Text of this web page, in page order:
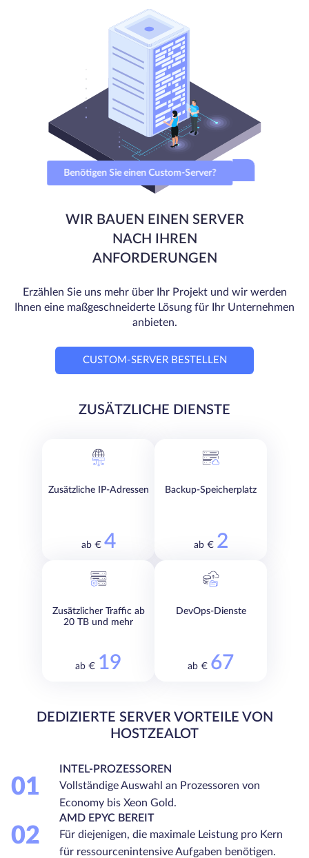
Benötigen Sie einen Custom-Server?
WIR BAUEN EINEN SERVER
NACH IHREN
ANFORDERUNGEN
Erzählen Sie uns mehr über Ihr Projekt und wir werden
Ihnen eine maßgeschneiderte Lösung für Ihr Unternehmen
anbieten.
CUSTOM-SERVER BESTELLEN
ZUSÄTZLICHE DIENSTE
Zusätzliche IP-Adressen
ab € 4
Backup-Speicherplatz
ab € 2
Zusätzlicher Traffic ab
20 TB und mehr
ab € 19
DevOps-Dienste
ab € 67
DEDIZIERTE SERVER VORTEILE VON
HOSTZEALOT
01
INTEL-PROZESSOREN
Vollständige Auswahl an Prozessoren von
Economy bis Xeon Gold.
02
AMD EPYC BEREIT
Für diejenigen, die maximale Leistung pro Kern
für ressourcenintensive Aufgaben benötigen.